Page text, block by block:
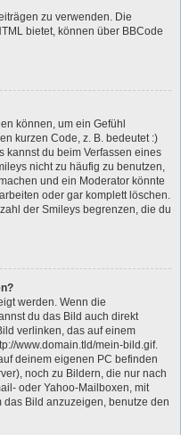
zu verwenden. Die
bietet, können über BBCode
können, um ein Gefühl
kurzen Code, z. B. bedeutet :)
kannst du beim Verfassen eines
nicht zu häufig zu benutzen,
und ein Moderator könnte
oder gar komplett löschen.
der Smileys begrenzen, die du
werden. Wenn die
du das Bild auch direkt
verlinken, das auf einem
www.domain.tld/mein-bild.gif.
deinem eigenen PC befinden
noch zu Bildern, die nur nach
oder Yahoo-Mailboxen, mit
das Bild anzuzeigen, benutze den